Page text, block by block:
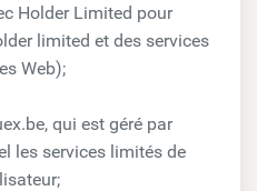
Holder Limited pour
limited et des services
Web);
qui est géré par
les services limités de